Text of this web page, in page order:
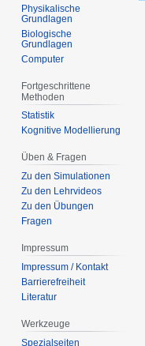
Physikalische
Grundlagen
Biologische
Grundlagen
Computer
Fortgeschrittene
Methoden
Statistik
Kognitive Modellierung
Üben & Fragen
Zu den Simulationen
Zu den Lehrvideos
Zu den Übungen
Fragen
Impressum
Impressum / Kontakt
Barrierefreiheit
Literatur
Werkzeuge
Spezialseiten